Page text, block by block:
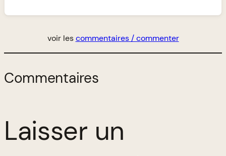
voir lescommentaires / commenter
Commentaires
Laisser un